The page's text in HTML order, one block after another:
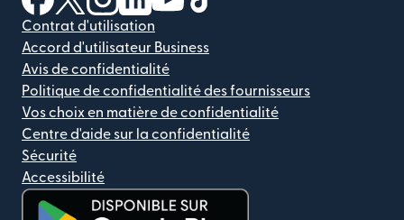
Contrat d'utilisation
Accord d'utilisateur Business
Avis de confidentialité
Politique de confidentialité des fournisseurs
Vos choix en matière de confidentialité
Centre d'aide sur la confidentialité
Sécurité
Accessibilité